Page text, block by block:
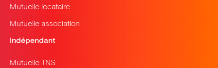
Mutuelle locataire
Mutuelle association
Indépendant
Mutuelle TNS